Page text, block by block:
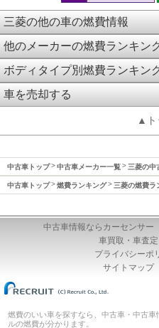
三菱の他の車の燃費情報
他のメーカーの燃費ランキン
ボディタイプ別燃費ランキン
車を売却する
▲ト
中古車トップ 中古車メーカー一覧 三菱の中
中古車トップ 燃費ランキング 三菱の燃費ラ
中古車情報ならカーセンサー
車買取・車査定
プライバシーポ
サイトマップ
燃費のいい車を探すなら、中古車・中古
ルの燃費が分かります。